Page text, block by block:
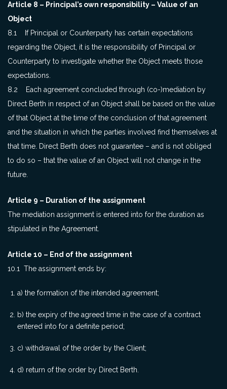
Article 8 – Principal’s own responsibility – Value of an
Object
8.1 If Principal or Counterparty has certain expectations
regarding the Object, it is the responsibility of Principal or
Counterparty to investigate whether the Object meets those
expectations.
8.2 Each agreement concluded through (co-)mediation by
Direct Berth in respect of an Object shall be based on the value
of that Object at the time of the conclusion of that agreement
and the situation in which the parties involved find themselves at
that time. Direct Berth does not guarantee – and is not obliged
to do so – that the value of an Object will not change in the
future.
Article 9 – Duration of the assignment
The mediation assignment is entered into for the duration as
stipulated in the Agreement.
Article 10 – End of the assignment
10.1 The assignment ends by:
a) the formation of the intended agreement;
b) the expiry of the agreed time in the case of a contract
entered into for a definite period;
c) withdrawal of the order by the Client;
d) return of the order by Direct Berth.